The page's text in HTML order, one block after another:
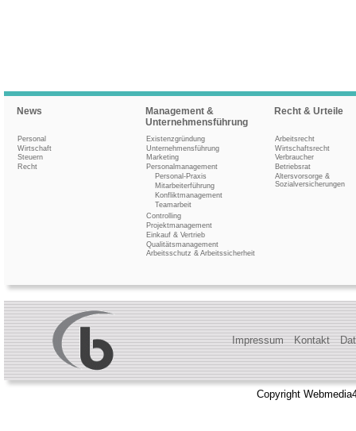
News
Personal
Wirtschaft
Steuern
Recht
Management &
Unternehmensführung
Existenzgründung
Unternehmensführung
Marketing
Personalmanagement
Personal-Praxis
Mitarbeiterführung
Konfliktmanagement
Teamarbeit
Controlling
Projektmanagement
Einkauf & Vertrieb
Qualitätsmanagement
Arbeitsschutz & Arbeitssicherheit
Recht & Urteile
Arbeitsrecht
Wirtschaftsrecht
Verbraucher
Betriebsrat
Altersvorsorge &
Sozialversicherungen
Impressum Kontakt
Copyright